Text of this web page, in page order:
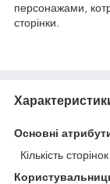
персонажами,
сторінки.
Основні
Кількість сторінок